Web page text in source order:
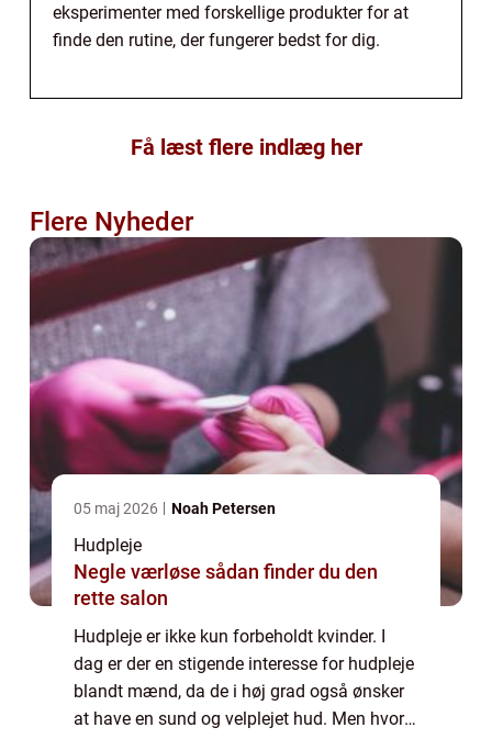
eksperimenter med forskellige produkter for at
finde den rutine, der fungerer bedst for dig.
Få læst flere indlæg her
Flere Nyheder
05 maj 2026 Noah Petersen
Hudpleje
Negle værløse sådan finder du den
rette salon
Hudpleje er ikke kun forbeholdt kvinder. I
dag er der en stigende interesse for hudpleje
blandt mænd, da de i høj grad også ønsker
at have en sund og velplejet hud. Men hvor